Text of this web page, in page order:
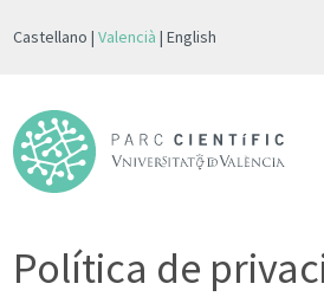
Castellano Valencià English
Política de